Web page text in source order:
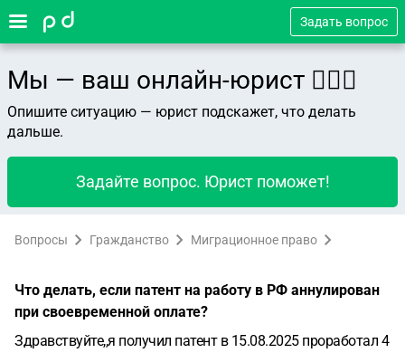
Задать вопрос
Мы — ваш онлайн-юрист 👨🏻‍⚖️
Опишите ситуацию — юрист подскажет, что делать
дальше.
Задайте вопрос. Юрист поможет!
Вопросы Гражданство Миграционное право
Что делать, если патент на работу в РФ аннулирован
при своевременной оплате?
Здравствуйте,,я получил патент в 15.08.2025 проработал 4